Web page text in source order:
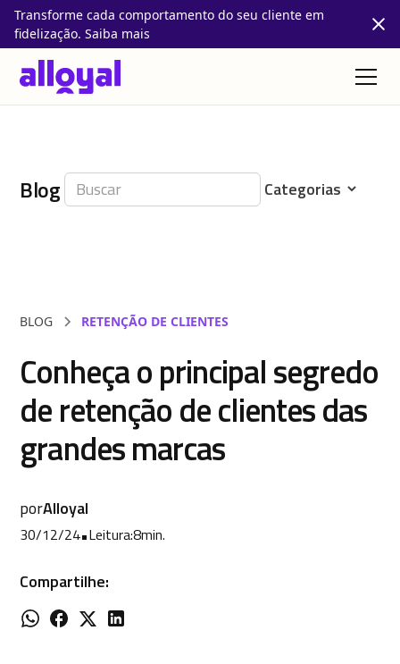
Transforme cada comportamento do seu cliente em
fidelização. Saiba mais
Blog
BLOG RETENÇÃO DE CLIENTES
Conheça o principal segredo
de retenção de clientes das
grandes marcas
porAlloyal
30/12/24•Leitura:8min.
Compartilhe: